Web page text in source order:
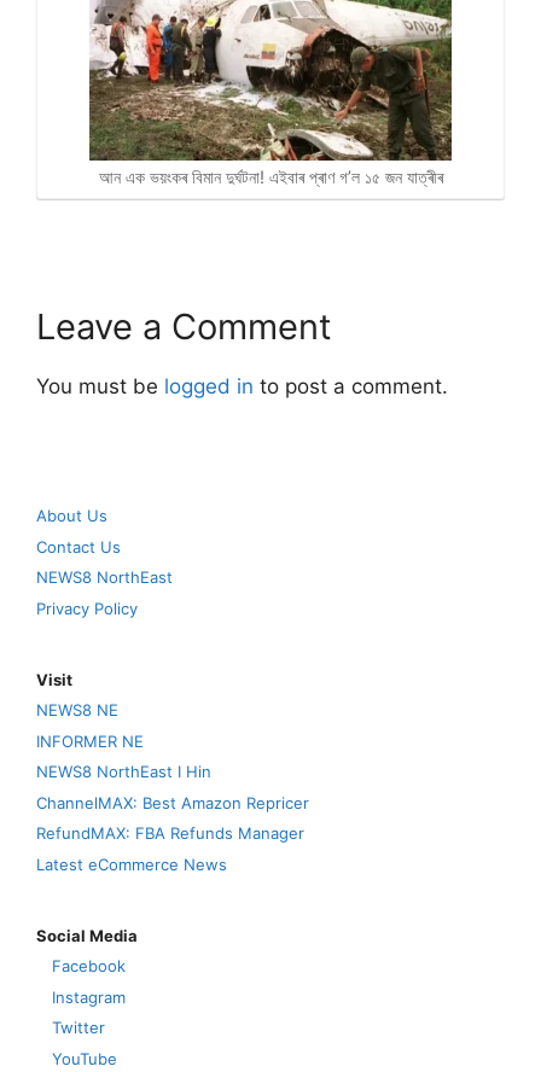
আন এক ভয়ংকৰ বিমান দুৰ্ঘটনা! এইবাৰ প্ৰাণ গ’ল ১৫ জন যাত্ৰীৰ
Leave a Comment
You must be logged in to post a comment.
About Us
Contact Us
NEWS8 NorthEast
Privacy Policy
Visit
NEWS8 NE
INFORMER NE
NEWS8 NorthEast I Hin
ChannelMAX: Best Amazon Repricer
RefundMAX: FBA Refunds Manager
Latest eCommerce News
Social Media
Facebook
Instagram
Twitter
YouTube